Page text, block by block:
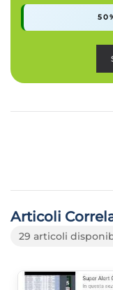
Articoli
29 articoli